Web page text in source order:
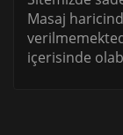
Masaj
içerisinde